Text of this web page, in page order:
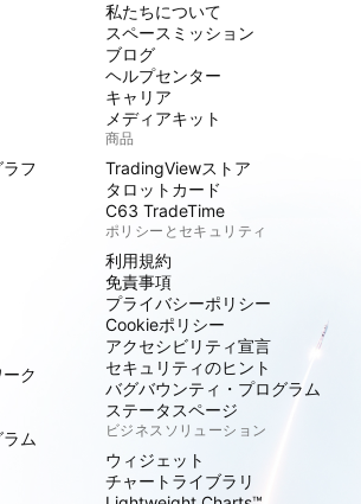
フ
ク
ム
私たちについて
スペースミッション
ブログ
ヘルプセンター
キャリア
メディアキット
商品
TradingViewストア
タロットカード
C63 TradeTime
ポリシーとセキュリティ
利用規約
免責事項
プライバシーポリシー
Cookieポリシー
アクセシビリティ宣言
セキュリティのヒント
バグバウンティ・プログラム
ステータスページ
ビジネスソリューション
ウィジェット
チャートライブラリ